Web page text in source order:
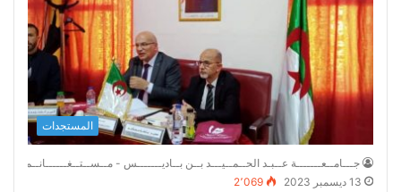
المستجدات
جـــامــعـــــــة عــبـد الحــمــيـــد بــن بــاديـــــــس - مــســتــغــــــانــم
13 ديسمبر 2023
2٬069